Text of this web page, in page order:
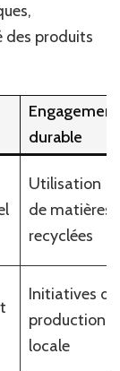
des produits
Engagement
durable
Utilisation
de matières
recyclées
Initiatives de
production
locale